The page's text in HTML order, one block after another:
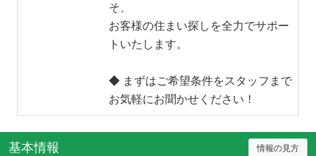
そ、
お客様の住まい探しを全力でサポー
トいたします。
◆ まずはご希望条件をスタッフまで
お気軽にお聞かせください！
基本情報 情報の見方